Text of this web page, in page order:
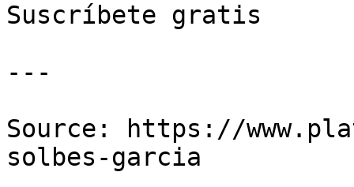
Suscríbete gratis
---
Source: https://